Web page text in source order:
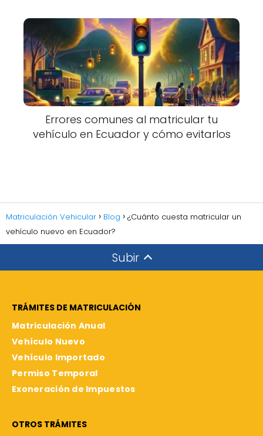
Errores comunes al matricular tu
vehículo en Ecuador y cómo evitarlos
Matriculación Vehicular Blog
¿Cuánto cuesta matricular un
vehículo nuevo en Ecuador?
Subir
TRÁMITES DE MATRICULACIÓN
Matriculación Anual
Vehículo Nuevo
Vehículo Importado
Permiso Temporal
Exoneración de Impuestos
OTROS TRÁMITES